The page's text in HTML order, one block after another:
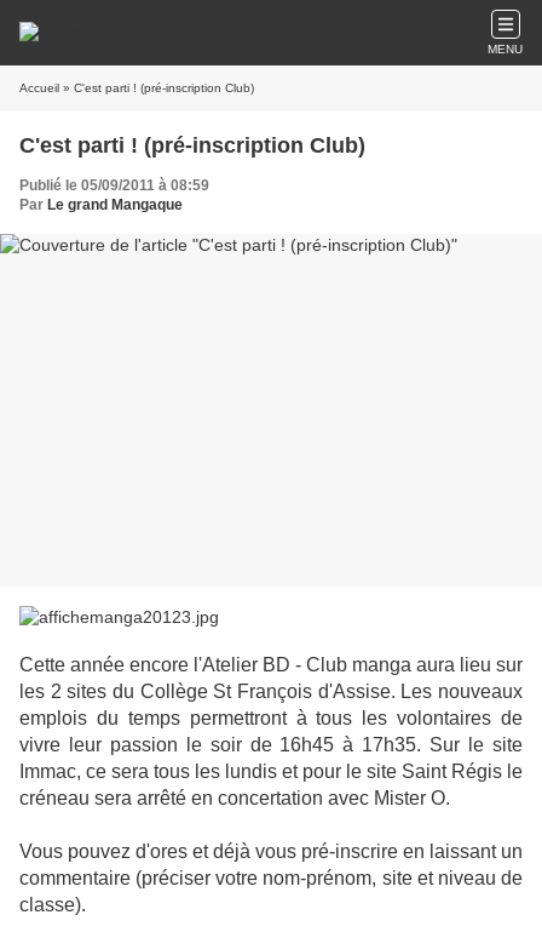
MENU
Accueil » C'est parti ! (pré-inscription Club)
C'est parti ! (pré-inscription Club)
Publié le 05/09/2011 à 08:59
Par Le grand Mangaque
Cette année encore l'Atelier BD - Club manga aura lieu sur
les 2 sites du Collège St François d'Assise. Les nouveaux
emplois du temps permettront à tous les volontaires de
vivre leur passion le soir de 16h45 à 17h35. Sur le site
Immac, ce sera tous les lundis et pour le site Saint Régis le
créneau sera arrêté en concertation avec Mister O.
Vous pouvez d'ores et déjà vous pré-inscrire en laissant un
commentaire (préciser votre nom-prénom, site et niveau de
classe).